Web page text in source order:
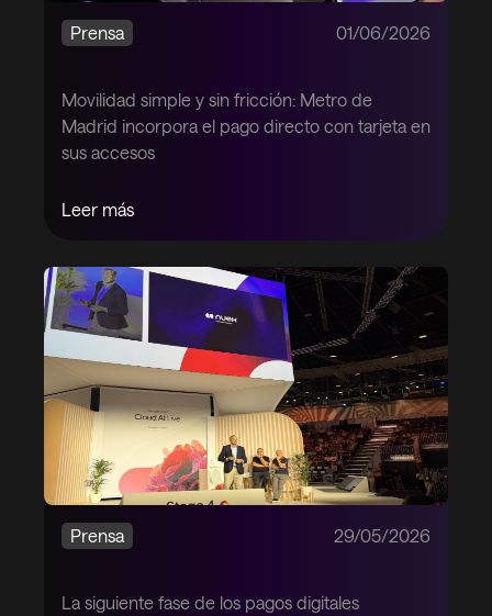
Prensa 01/06/2026
Movilidad simple y sin fricción: Metro de
Madrid incorpora el pago directo con tarjeta en
sus accesos
Leer más
Prensa 29/05/2026
La siguiente fase de los pagos digitales